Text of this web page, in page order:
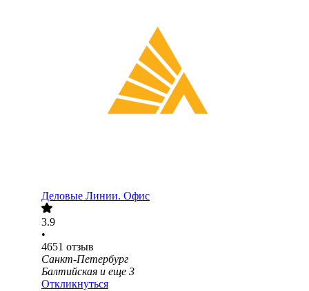
Деловые Линии. Офис
3.9
•
4651 отзыв
Санкт-Петербург
Балтийская и еще 3
Откликнуться